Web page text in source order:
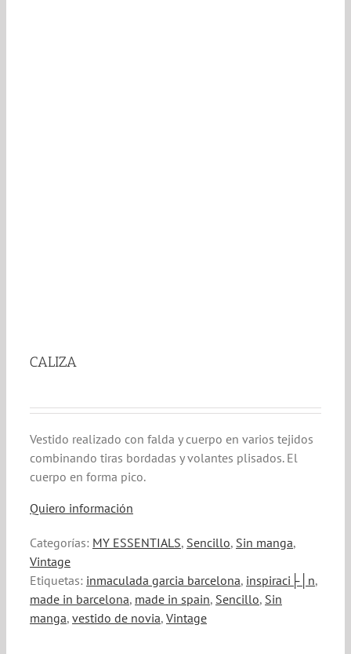
CALIZA
Vestido realizado con falda y cuerpo en varios tejidos
combinando tiras bordadas y volantes plisados. El
cuerpo en forma pico.
Quiero información
Categorías: MY ESSENTIALS, Sencillo, Sin manga,
Vintage
Etiquetas: inmaculada garcia barcelona, inspiraci├│n,
made in barcelona, made in spain, Sencillo, Sin
manga, vestido de novia, Vintage